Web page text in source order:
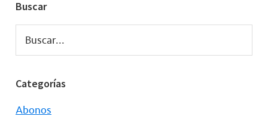
Buscar
Buscar...
Categorías
Abonos